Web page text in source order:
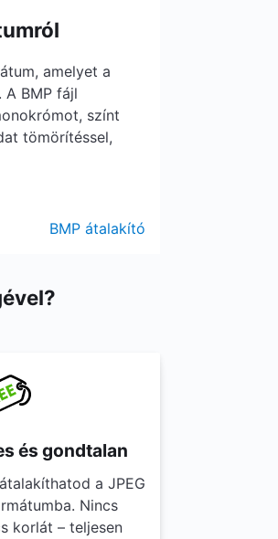
amelyet a
BMP fájl
színt
tömörítéssel,
BMP átalakító
és gondtalan
a JPEG
Nincs
korlát – teljesen